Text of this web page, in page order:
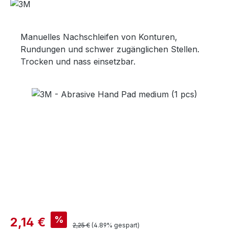
Manuelles Nachschleifen von Konturen,
Rundungen und schwer zugänglichen Stellen.
Trocken und nass einsetzbar.
Bildergalerie überspringen
Verkaufspreis:
2,14 € % Regulärer Preis:
2,25 € (4.89% gespart)